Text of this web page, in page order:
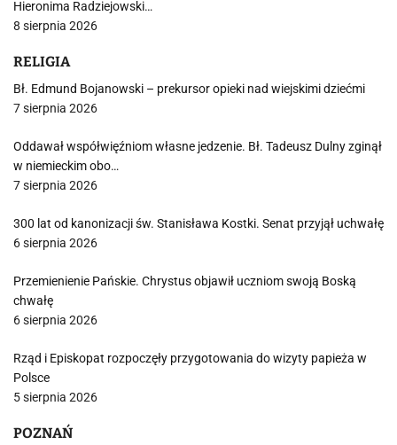
Hieronima Radziejowski…
8 sierpnia 2026
RELIGIA
Bł. Edmund Bojanowski – prekursor opieki nad wiejskimi dziećmi
7 sierpnia 2026
Oddawał współwięźniom własne jedzenie. Bł. Tadeusz Dulny zginął
w niemieckim obo…
7 sierpnia 2026
300 lat od kanonizacji św. Stanisława Kostki. Senat przyjął uchwałę
6 sierpnia 2026
Przemienienie Pańskie. Chrystus objawił uczniom swoją Boską
chwałę
6 sierpnia 2026
Rząd i Episkopat rozpoczęły przygotowania do wizyty papieża w
Polsce
5 sierpnia 2026
POZNAŃ